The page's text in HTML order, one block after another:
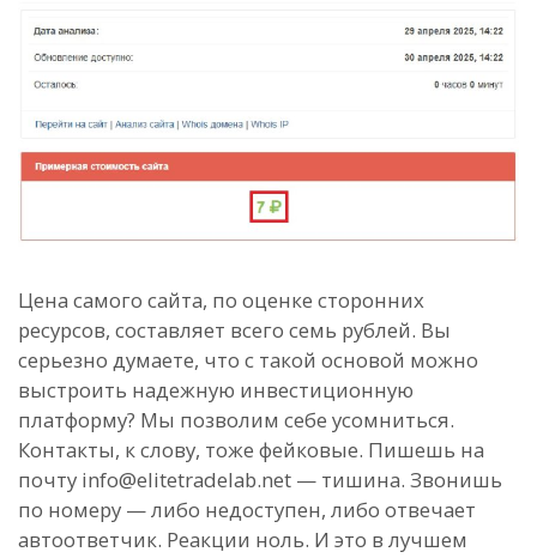
Цена самого сайта, по оценке сторонних
ресурсов, составляет всего семь рублей. Вы
серьезно думаете, что с такой основой можно
выстроить надежную инвестиционную
платформу? Мы позволим себе усомниться.
Контакты, к слову, тоже фейковые. Пишешь на
почту info@elitetradelab.net — тишина. Звонишь
по номеру — либо недоступен, либо отвечает
автоответчик. Реакции ноль. И это в лучшем